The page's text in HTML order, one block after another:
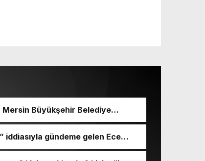
Mersin Büyükşehir Belediye
Etti Yapılan Paylaşımda;
ettik. Kentimiz başta
konuda fikir alışverişinde
geçireceğimiz çalışmalar üzerine
iddiasıyla gündeme gelen Ece
aldırdığını açıkladı.